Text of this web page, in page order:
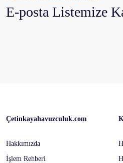
E-posta Listemize
Çetinkayahavuzculuk.com
Hakkımızda
İşlem Rehberi